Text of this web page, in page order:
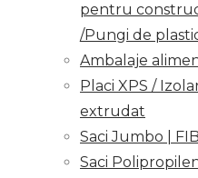
pentru
/Pungi de
Ambalaje
Placi XPS /
extrudat
Saci Jumbo |
Saci